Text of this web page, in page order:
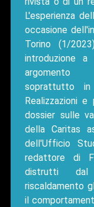
L'esperienza
occasione
Torino (1/
introduzione
argomento
soprattutto
Realizzazioni
dossier sulle
della Caritas
dell'Ufficio
redattore di
distrutti dal
riscaldamento
il